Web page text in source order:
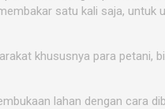
satu kali saja, untuk
khususnya para petani,
lahan dengan cara